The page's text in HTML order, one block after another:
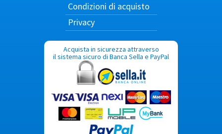
Condizioni di acquisto
Privacy
Acquista in sicurezza attraverso
il sistema sicuro di Banca Sella e PayPal